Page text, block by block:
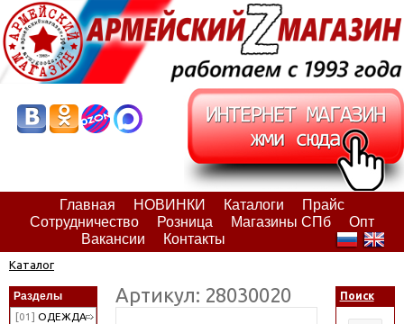
Главная НОВИНКИ Каталоги
Прайс
Сотрудничество
Розница Магазины СПб
Опт
Вакансии
Контакты
Каталог
Разделы
[01] ОДЕЖДА
Артикул: 28030020 Поиск